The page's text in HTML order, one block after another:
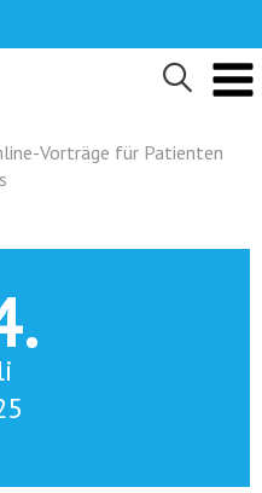
Vorträge für Patienten